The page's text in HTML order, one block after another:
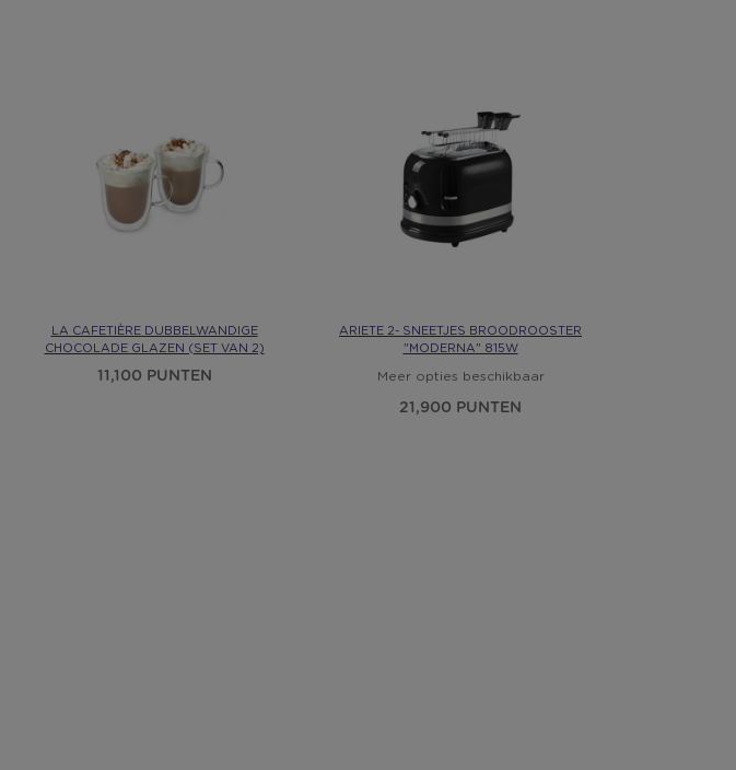
LA CAFETIÈRE DUBBELWANDIGE
CHOCOLADE GLAZEN (SET VAN 2)
11,100 PUNTEN
ARIETE 2- SNEETJES BROODROOSTER
"MODERNA" 815W
Meer opties beschikbaar
21,900 PUNTEN